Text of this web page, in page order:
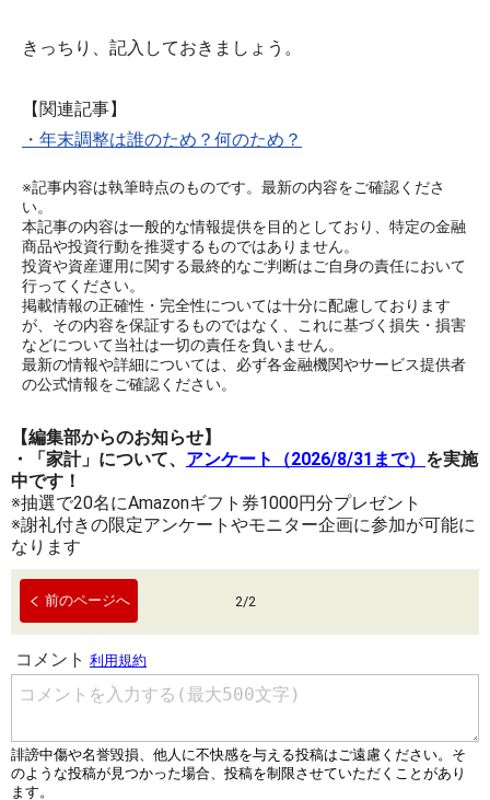
きっちり、記入しておきましょう。
【関連記事】
・年末調整は誰のため？何のため？
※記事内容は執筆時点のものです。最新の内容をご確認くださ
い。
本記事の内容は一般的な情報提供を目的としており、特定の金融
商品や投資行動を推奨するものではありません。
投資や資産運用に関する最終的なご判断はご自身の責任において
行ってください。
掲載情報の正確性・完全性については十分に配慮しております
が、その内容を保証するものではなく、これに基づく損失・損害
などについて当社は一切の責任を負いません。
最新の情報や詳細については、必ず各金融機関やサービス提供者
の公式情報をご確認ください。
【編集部からのお知らせ】
・「家計」について、 アンケート（2026/8/31まで） を実施
中です！
※抽選で20名にAmazonギフト券1000円分プレゼント
※謝礼付きの限定アンケートやモニター企画に参加が可能に
なります
前のページへ 2/2